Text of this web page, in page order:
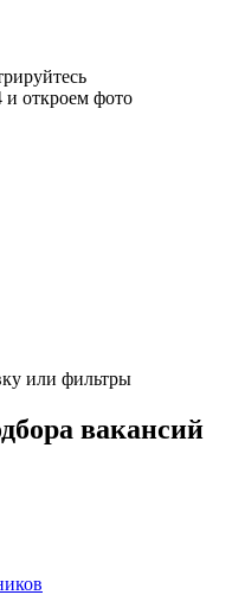
и откроем фото
или фильтры
вакансий